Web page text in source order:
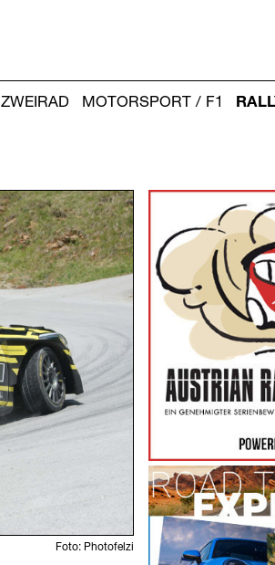
ZWEIRAD MOTORSPORT / F1
Foto: Photofelzi
Weitere